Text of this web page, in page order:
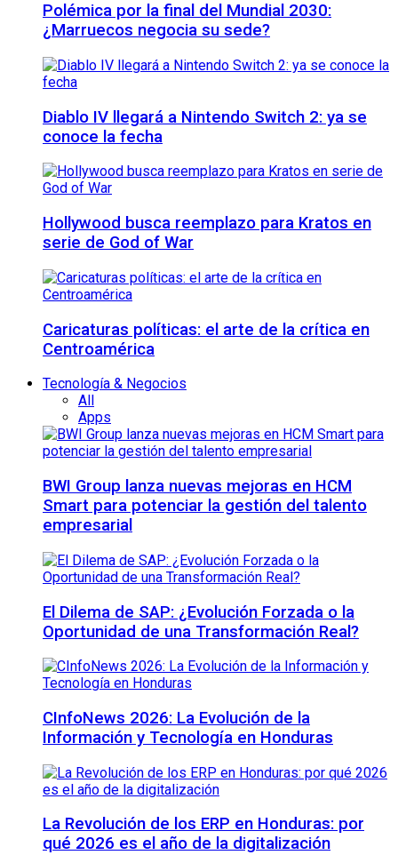
Polémica por la final del Mundial 2030:
¿Marruecos negocia su sede?
Diablo IV llegará a Nintendo Switch 2: ya se
conoce la fecha
Hollywood busca reemplazo para Kratos en
serie de God of War
Caricaturas políticas: el arte de la crítica en
Centroamérica
Tecnología & Negocios
All
Apps
BWI Group lanza nuevas mejoras en HCM
Smart para potenciar la gestión del talento
empresarial
El Dilema de SAP: ¿Evolución Forzada o la
Oportunidad de una Transformación Real?
CInfoNews 2026: La Evolución de la
Información y Tecnología en Honduras
La Revolución de los ERP en Honduras: por
qué 2026 es el año de la digitalización